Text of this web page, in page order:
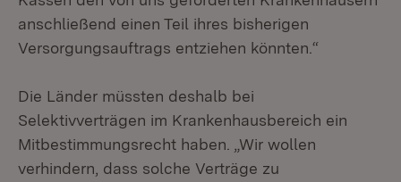
anschließend einen Teil ihres bisherigen
Versorgungsauftrags entziehen könnten.“
Die Länder müssten deshalb bei
Selektivverträgen im Krankenhausbereich ein
Mitbestimmungsrecht haben. „Wir wollen
verhindern, dass solche Verträge zu